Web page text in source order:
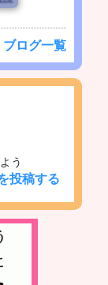
ブログ一覧
う
投稿する